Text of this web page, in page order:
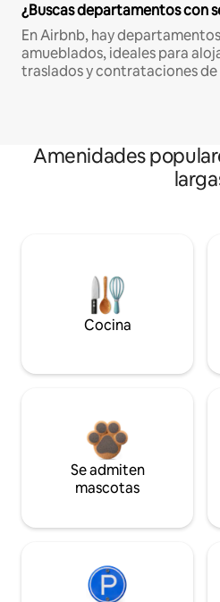
¿Buscas departamentos con
En Airbnb, hay
amueblados, ideales para
traslados y contrataciones de
Amenidades
Cocina
Se admiten
mascotas